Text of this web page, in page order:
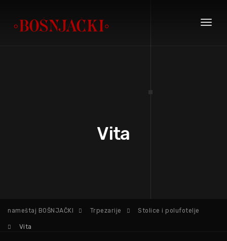
Toggle
Vita
nameštaj BOŠNJAČKI Trpezarije Stolice i polufotelje
Vita